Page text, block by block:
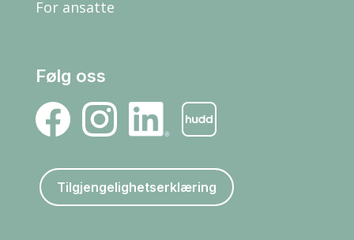
For ansatte
Følg oss
Tilgjengelighetserklæring